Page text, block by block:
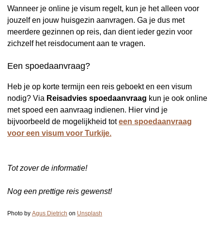
Wanneer je online je visum regelt, kun je het alleen voor
jouzelf en jouw huisgezin aanvragen. Ga je dus met
meerdere gezinnen op reis, dan dient ieder gezin voor
zichzelf het reisdocument aan te vragen.
Een spoedaanvraag?
Heb je op korte termijn een reis geboekt en een visum
nodig? Via Reisadvies spoedaanvraag kun je ook online
met spoed een aanvraag indienen. Hier vind je
bijvoorbeeld de mogelijkheid tot een spoedaanvraag
voor een visum voor Turkije.
Tot zover de informatie!
Nog een prettige reis gewenst!
Photo by Agus Dietrich on Unsplash